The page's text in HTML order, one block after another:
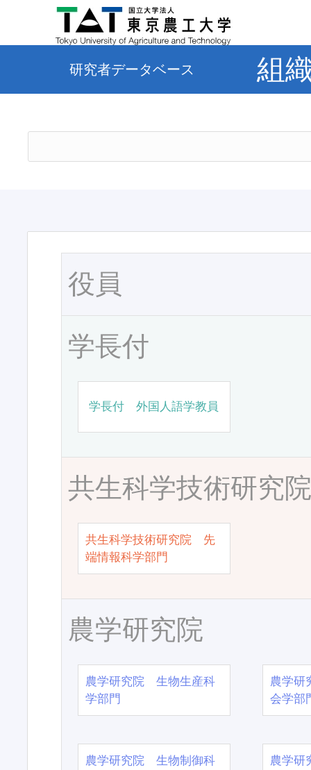
研究者データベース 組
役員
学長付
学長付 外国人語学教員
共生科学技術研究
共生科学技術研究院 先
端情報科学部門
農学研究院
農学研究院 生物生産科
学部門
農学
会学部
農学研究院 生物制御科
農学